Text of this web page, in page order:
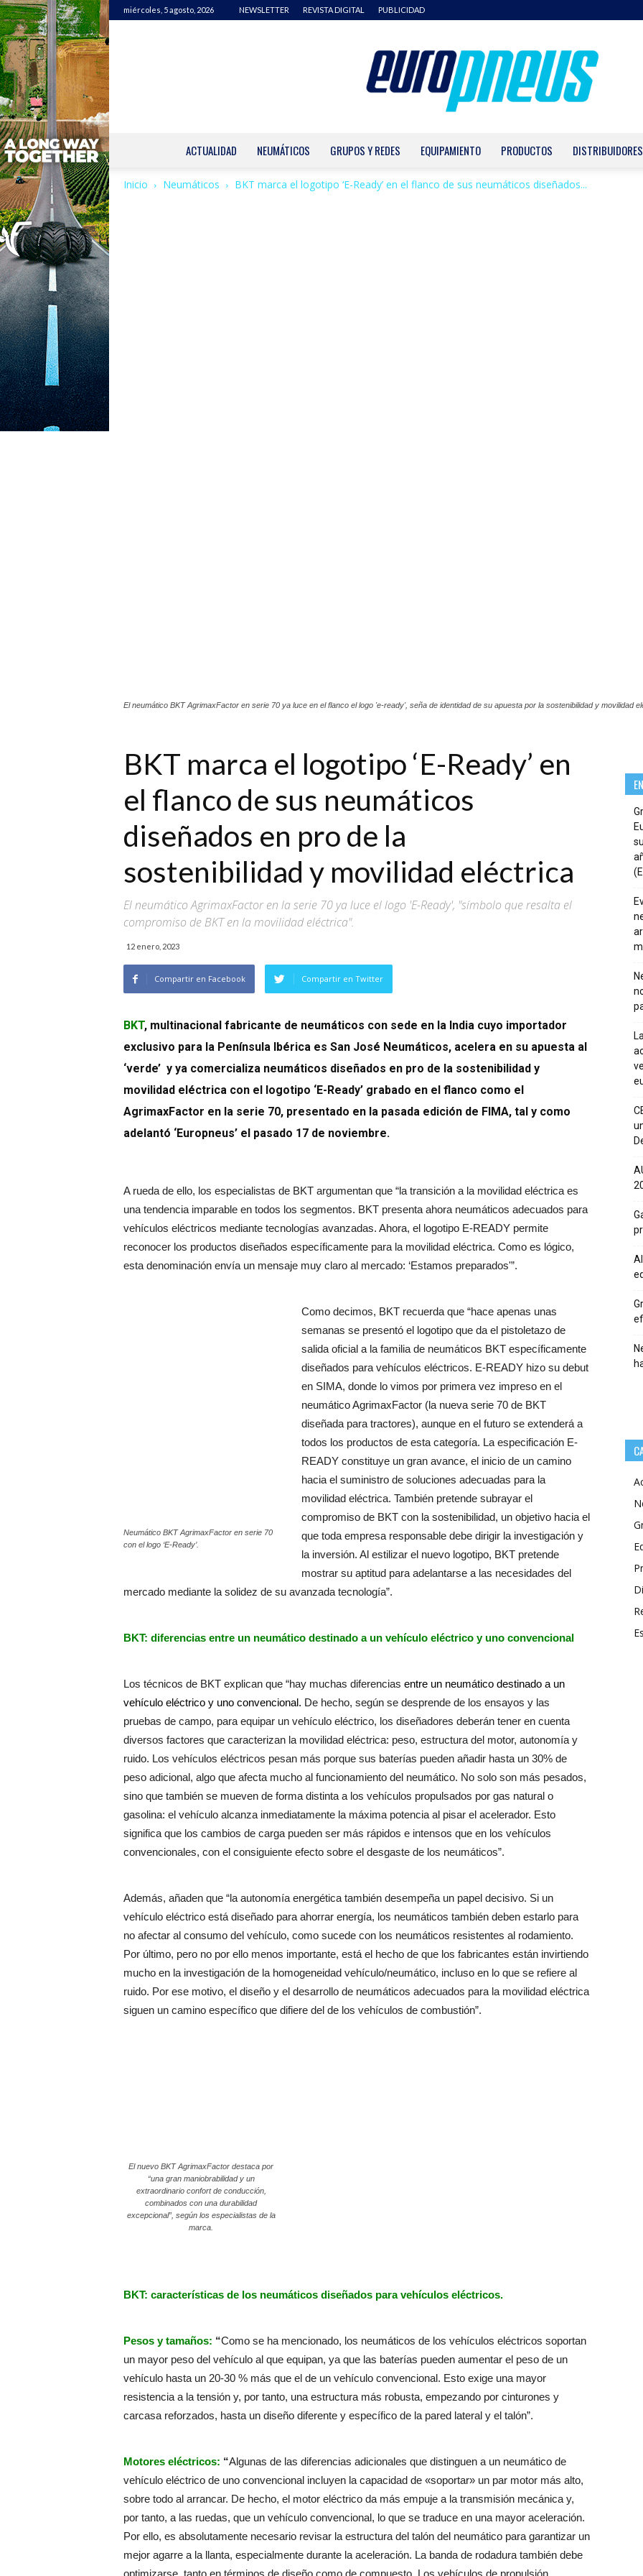
miércoles, 5 agosto, 2026 NEWSLETTER REVISTA DIGITAL PUBLICIDAD
Europneus
ACTUALIDAD NEUMÁTICOS GRUPOS Y REDES EQUIPAMIENTO PRODUCTOS DISTRIBUIDORES
Inicio Neumáticos BKT marca el logotipo ‘E-Ready’ en el flanco de sus neumáticos diseñados...
El neumático BKT AgrimaxFactor en serie 70 ya luce en el flanco el logo 'e-ready', seña de identidad de su apuesta por la sostenibilidad y movilidad
BKT marca el logotipo ‘E-Ready’ en
el flanco de sus neumáticos
diseñados en pro de la
sostenibilidad y movilidad eléctrica
El neumático AgrimaxFactor en la serie 70 ya luce el logo 'E-Ready', "símbolo que resalta el
compromiso de BKT en la movilidad eléctrica".
12 enero, 2023
Compartir en Facebook Compartir en Twitter
BKT, multinacional fabricante de neumáticos con sede en la India cuyo importador
exclusivo para la Península Ibérica es San José Neumáticos, acelera en su apuesta al
‘verde’ y ya comercializa neumáticos diseñados en pro de la sostenibilidad y
movilidad eléctrica con el logotipo ‘E-Ready’ grabado en el flanco como el
AgrimaxFactor en la serie 70, presentado en la pasada edición de FIMA, tal y como
adelantó ‘Europneus’ el pasado 17 de noviembre.
A rueda de ello, los especialistas de BKT argumentan que “la transición a la movilidad eléctrica es
una tendencia imparable en todos los segmentos. BKT presenta ahora neumáticos adecuados para
vehículos eléctricos mediante tecnologías avanzadas. Ahora, el logotipo E-READY permite
reconocer los productos diseñados específicamente para la movilidad eléctrica. Como es lógico,
esta denominación envía un mensaje muy claro al mercado: ‘Estamos preparados'”.
Neumático BKT AgrimaxFactor en serie 70
con el logo ‘E-Ready’.
Como decimos, BKT recuerda que “hace apenas unas
semanas se presentó el logotipo que da el pistoletazo de
salida oficial a la familia de neumáticos BKT específicamente
diseñados para vehículos eléctricos. E-READY hizo su debut
en SIMA, donde lo vimos por primera vez impreso en el
neumático AgrimaxFactor (la nueva serie 70 de BKT
diseñada para tractores), aunque en el futuro se extenderá a
todos los productos de esta categoría. La especificación E-
READY constituye un gran avance, el inicio de un camino
hacia el suministro de soluciones adecuadas para la
movilidad eléctrica. También pretende subrayar el
compromiso de BKT con la sostenibilidad, un objetivo hacia el
que toda empresa responsable debe dirigir la investigación y
la inversión. Al estilizar el nuevo logotipo, BKT pretende
mostrar su aptitud para adelantarse a las necesidades del
mercado mediante la solidez de su avanzada tecnología”.
BKT: diferencias entre un neumático destinado a un vehículo eléctrico y uno convencional
Los técnicos de BKT explican que “hay muchas diferencias entre un neumático destinado a un
vehículo eléctrico y uno convencional. De hecho, según se desprende de los ensayos y las
pruebas de campo, para equipar un vehículo eléctrico, los diseñadores deberán tener en cuenta
diversos factores que caracterizan la movilidad eléctrica: peso, estructura del motor, autonomía y
ruido. Los vehículos eléctricos pesan más porque sus baterías pueden añadir hasta un 30% de
peso adicional, algo que afecta mucho al funcionamiento del neumático. No solo son más pesados,
sino que también se mueven de forma distinta a los vehículos propulsados por gas natural o
gasolina: el vehículo alcanza inmediatamente la máxima potencia al pisar el acelerador. Esto
significa que los cambios de carga pueden ser más rápidos e intensos que en los vehículos
convencionales, con el consiguiente efecto sobre el desgaste de los neumáticos”.
Además, añaden que “la autonomía energética también desempeña un papel decisivo. Si un
vehículo eléctrico está diseñado para ahorrar energía, los neumáticos también deben estarlo para
no afectar al consumo del vehículo, como sucede con los neumáticos resistentes al rodamiento.
Por último, pero no por ello menos importante, está el hecho de que los fabricantes están invirtiendo
mucho en la investigación de la homogeneidad vehículo/neumático, incluso en lo que se refiere al
ruido. Por ese motivo, el diseño y el desarrollo de neumáticos adecuados para la movilidad eléctrica
siguen un camino específico que difiere del de los vehículos de combustión”.
El nuevo BKT AgrimaxFactor destaca por
“una gran maniobrabilidad y un
extraordinario confort de conducción,
combinados con una durabilidad
excepcional”, según los especialistas de la
marca.
BKT: características de los neumáticos diseñados para vehículos eléctricos.
Pesos y tamaños: “Como se ha mencionado, los neumáticos de los vehículos eléctricos soportan
un mayor peso del vehículo al que equipan, ya que las baterías pueden aumentar el peso de un
vehículo hasta un 20-30 % más que el de un vehículo convencional. Esto exige una mayor
resistencia a la tensión y, por tanto, una estructura más robusta, empezando por cinturones y
carcasa reforzados, hasta un diseño diferente y específico de la pared lateral y el talón”.
Motores eléctricos: “Algunas de las diferencias adicionales que distinguen a un neumático de
vehículo eléctrico de uno convencional incluyen la capacidad de «soportar» un par motor más alto,
sobre todo al arrancar. De hecho, el motor eléctrico da más empuje a la transmisión mecánica y,
por tanto, a las ruedas, que un vehículo convencional, lo que se traduce en una mayor aceleración.
Por ello, es absolutamente necesario revisar la estructura del talón del neumático para garantizar un
mejor agarre a la llanta, especialmente durante la aceleración. La banda de rodadura también debe